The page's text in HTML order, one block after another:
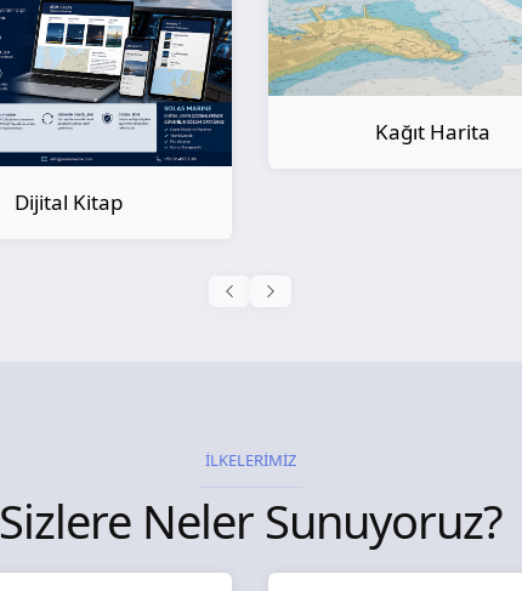
Kağıt Harita
İLKELERİMİZ
Sizlere Neler Sunuyoruz?